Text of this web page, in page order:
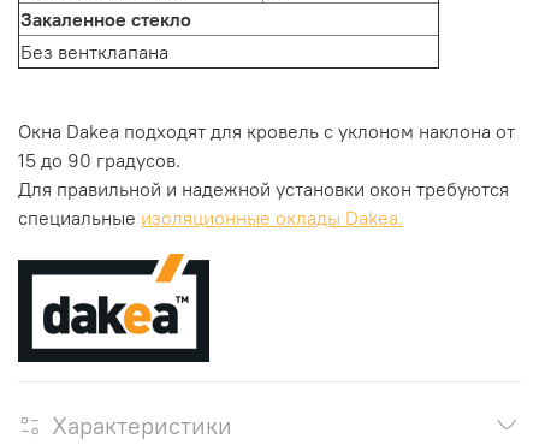
Закаленное стекло
Без вентклапана
Окна Dakea подходят для кровель с уклоном наклона от
15 до 90 градусов.
Для правильной и надежной установки окон требуются
специальные изоляционные оклады Dakea.
Характеристики